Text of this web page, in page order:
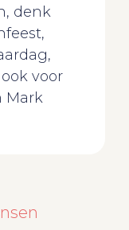
denk
voor
Mark